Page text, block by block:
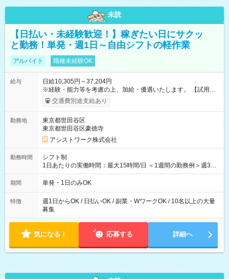
未読
【日払い・未経験歓迎！】稼ぎたい日にサクッ
と勤務！単発・週1日～自由シフトの軽作業
アルバイト 職種未経験OK
給与
日給10,305円～37,204円
※経験・能力等を考慮の上、加給・優遇いたします。 【試用期
間】試用期間なし
交通費別途支給あり
勤務地
東京都世田谷区
東京都世田谷区豪徳寺
アシストワーク株式会社
勤務時間
シフト制
1日あたりの実働時間：最大15時間/日 ＜1週間の勤務例＞週3回
勤務 勤務：月・水・金 休み：火・木・土・日 好きな時にお仕事
可能です！ ※1日あたりの最大実働時間は日勤、夜勤共に勤務し
期間 単発・1日のみOK
特徴
週1日からOK / 日払いOK / 副業・WワークOK / 10名以上の大量
募集
気になる！ 応募する 詳細へ